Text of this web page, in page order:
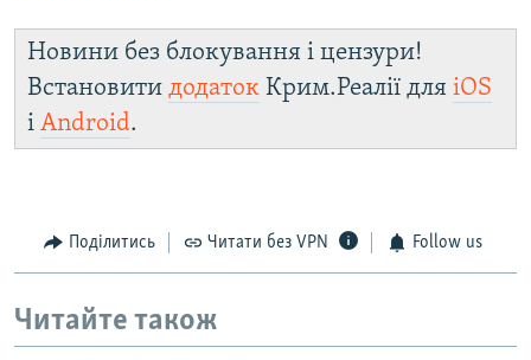
Новини без блокування і цензури!
Встановити додаток Крим.Реалії для iOS
і Android.
Поділитись Читати без VPN Follow us
Читайте також